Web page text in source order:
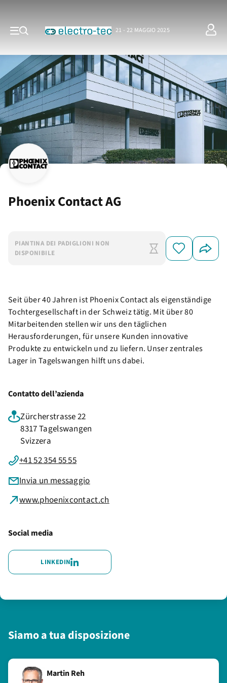
21 - 22 MAGGIO 2025
Phoenix Contact AG
PIANTINA DEI PADIGLIONI NON
DISPONIBILE
Seit über 40 Jahren ist Phoenix Contact als eigenständige
Tochtergesellschaft in der Schweiz tätig. Mit über 80
Mitarbeitenden stellen wir uns den täglichen
Herausforderungen, für unsere Kunden innovative
Produkte zu entwickeln und zu liefern. Unser zentrales
Lager in Tagelswangen hilft uns dabei.
Contatto dell’azienda
Zürcherstrasse 22
8317 Tagelswangen
Svizzera
+41 52 354 55 55
Invia un messaggio
www.phoenixcontact.ch
Social media
LINKEDIN
Siamo a tua disposizione
Martin Reh